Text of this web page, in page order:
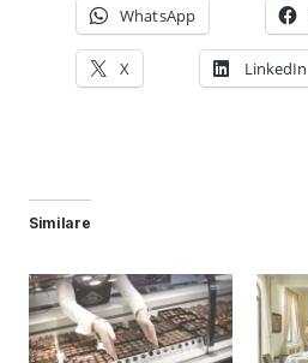
WhatsApp
X LinkedIn
Similare